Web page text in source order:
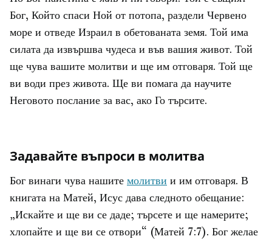
Бог, Който спаси Ной от потопа, раздели Червено
море и отведе Израил в обетованата земя. Той има
силата да извършва чудеса и във вашия живот. Той
ще чува вашите молитви и ще им отговаря. Той ще
ви води през живота. Ще ви помага да научите
Неговото послание за вас, ако Го търсите.
Задавайте въпроси в молитва
Бог винаги чува нашите молитви и им отговаря. В
книгата на Матей, Исус дава следното обещание:
„Искайте и ще ви се даде; търсете и ще намерите;
хлопайте и ще ви се отвори“ (Матей 7:7). Бог желае